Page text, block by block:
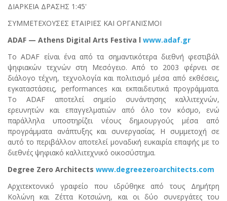
ΔΙΑΡΚΕΙΑ ΔΡΑΣΗΣ 1:45'
ΣΥΜΜΕΤΕΧΟΥΣΕΣ ΕΤΑΙΡΙΕΣ ΚΑΙ ΟΡΓΑΝΙΣΜΟΙ
ADAF — Athens Digital Arts Festiva l www.adaf.gr
Το ADAF είναι ένα από τα σημαντικότερα διεθνή φεστιβάλ
ψηφιακών τεχνών στη Μεσόγειο. Από το 2003 φέρνει σε
διάλογο τέχνη, τεχνολογία και πολιτισμό μέσα από εκθέσεις,
εγκαταστάσεις, performances και εκπαιδευτικά προγράμματα.
Το ADAF αποτελεί σημείο συνάντησης καλλιτεχνών,
ερευνητών και επαγγελματιών από όλο τον κόσμο, ενώ
παράλληλα υποστηρίζει νέους δημιουργούς μέσα από
προγράμματα ανάπτυξης και συνεργασίας. Η συμμετοχή σε
αυτό το περιβάλλον αποτελεί μοναδική ευκαιρία επαφής με το
διεθνές ψηφιακό καλλιτεχνικό οικοσύστημα.
Degree Zero Architects www.degreezeroarchitects.com
Αρχιτεκτονικό γραφείο που ιδρύθηκε από τους Δημήτρη
Κολώνη και Ζέττα Κοτσιώνη, και οι δύο συνεργάτες του